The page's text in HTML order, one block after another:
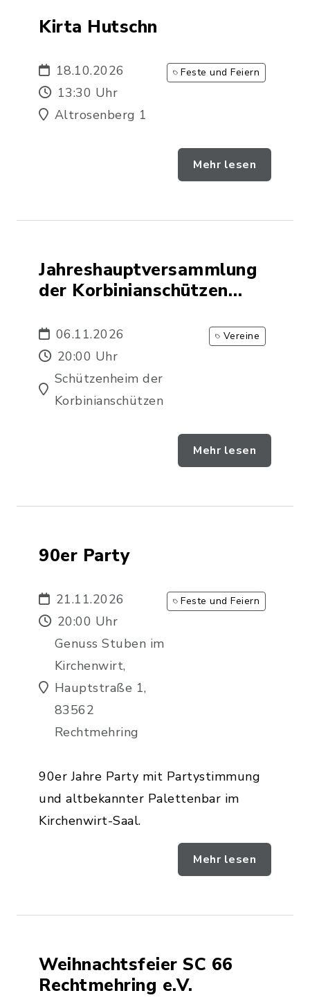
Kirta Hutschn
18.10.2026
13:30 Uhr
Altrosenberg 1
Feste und Feiern
Mehr lesen
Jahreshauptversammlung
der Korbinianschützen
06.11.2026
20:00 Uhr
Schützenheim der
Korbinianschützen
Vereine
Mehr lesen
90er Party
21.11.2026
20:00 Uhr
Genuss Stuben im
Kirchenwirt,
Hauptstraße 1,
83562
Rechtmehring
Feste und Feiern
90er Jahre Party mit Partystimmung
und altbekannter Palettenbar im
Kirchenwirt-Saal.
Mehr lesen
Weihnachtsfeier SC 66
Rechtmehring e.V.